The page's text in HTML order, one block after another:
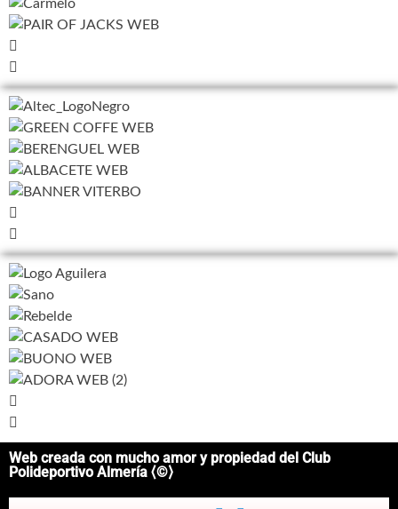
Web creada con mucho amor y propiedad del Club
Polideportivo Almería ⟨©⟩